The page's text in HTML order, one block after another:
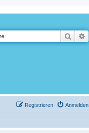
Suche
Anmelden
Registrieren